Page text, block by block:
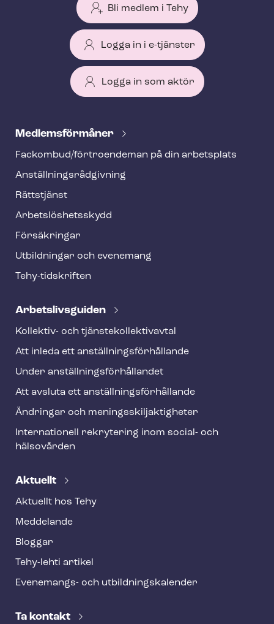
Bli medlem i Tehy
Logga in i e-tjänster
Logga in som aktör
e
f
o
o
t
e
Med­lems­för­må­ner
Fackombud/förtroendeman på din arbetsplats
An­ställ­nings­råd­giv­ning
Rättstjänst
Ar­bets­lös­hets­skydd
Försäkringar
Utbildningar och evenemang
Tehy-​tidskriften
Ar­bets­livs­gui­den
Kollektiv- och tjäns­te­kol­lek­tivav­tal
Att inleda ett an­ställ­nings­för­hål­lan­de
Under an­ställ­nings­för­hål­lan­det
Att avsluta ett an­ställ­nings­för­hål­lan­de
Ändringar och me­nings­skilj­ak­tig­he­ter
Internationell rekrytering inom social- och
hälsovården
Aktuellt
Aktuellt hos Tehy
Meddelande
Bloggar
Tehy-lehti artikel
Evenemangs- och ut­bild­nings­ka­len­der
Ta kontakt